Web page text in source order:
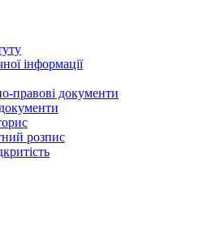
інформації
правові документи
розпис